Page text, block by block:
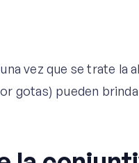
vez que se trate la
gotas) pueden